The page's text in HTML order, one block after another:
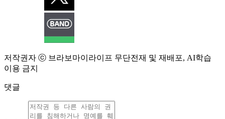
저작권자 ⓒ 브라보마이라이프 무단전재 및 재배포, AI학습
이용 금지
댓글